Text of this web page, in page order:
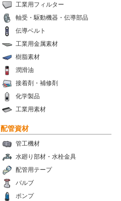
工業用フィルター
軸受・駆動機器・伝導部品
伝導ベルト
工業用金属素材
樹脂素材
潤滑油
接着剤・補修剤
化学製品
工業用素材
配管資材
管工機材
水廻り部材・水栓金具
配管用テープ
バルブ
ポンプ